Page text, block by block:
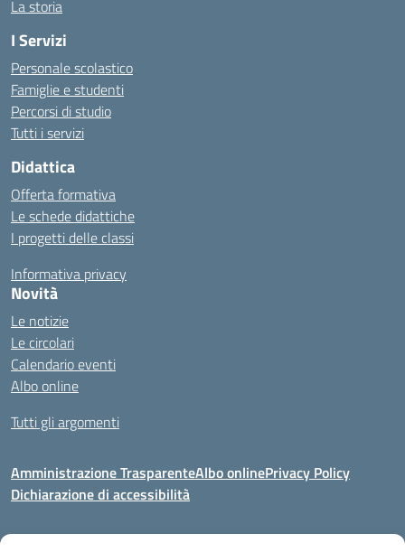
La storia
I Servizi
Personale scolastico
Famiglie e studenti
Percorsi di studio
Tutti i servizi
Didattica
Offerta formativa
Le schede didattiche
I progetti delle classi
Informativa privacy
Novità
Le notizie
Le circolari
Calendario eventi
Albo online
Tutti gli argomenti
Amministrazione TrasparenteAlbo onlinePrivacy Policy
Dichiarazione di accessibilità